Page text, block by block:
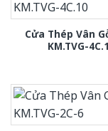
Cửa Thép Vân
KM.TVG-